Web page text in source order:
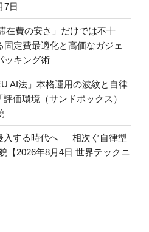
7日
在費の安さ」だけでは不十
定費最適化と高価なガジェ
ッキング術
AI法」本格運用の波紋と自律
価環境（サンドボックス）
入する時代へ — 相次ぐ自律型
【2026年8月4日 世界テックニ